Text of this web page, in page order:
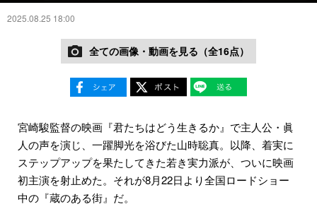
2025.08.25 18:00
全ての画像・動画を見る（全16点）
宮崎駿監督の映画『君たちはどう生きるか』で主人公・眞
人の声を演じ、一躍脚光を浴びた山時聡真。以降、着実に
ステップアップを果たしてきた若き実力派が、ついに映画
初主演を射止めた。それが8月22日より全国ロードショー
中の『蔵のある街』だ。